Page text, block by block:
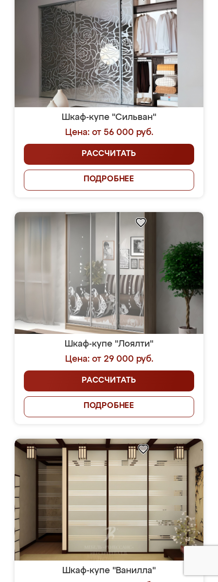
Шкаф-купе "Сильван"
Цена: от 56 000 руб.
РАССЧИТАТЬ
ПОДРОБНЕЕ
Шкаф-купе "Лоялти"
Цена: от 29 000 руб.
РАССЧИТАТЬ
ПОДРОБНЕЕ
Шкаф-купе "Ванилла"